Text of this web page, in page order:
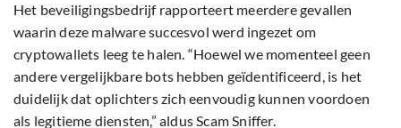
Het beveiligingsbedrijf rapporteert meerdere gevallen
waarin deze malware succesvol werd ingezet om
cryptowallets leeg te halen. “Hoewel we momenteel geen
andere vergelijkbare bots hebben geïdentificeerd, is het
duidelijk dat oplichters zich eenvoudig kunnen voordoen
als legitieme diensten,” aldus Scam Sniffer.